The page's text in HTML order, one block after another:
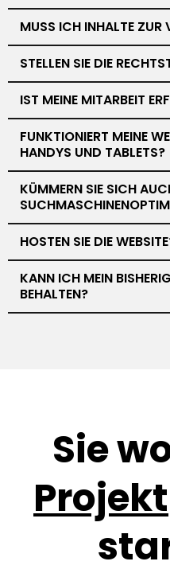
MUSS ICH INHALTE ZUR
STELLEN SIE DIE
IST MEINE MITARBEIT
FUNKTIONIERT MEINE
HANDYS UND TABLETS?
KÜMMERN SIE SICH
HOSTEN SIE DIE
KANN ICH MEIN
BEHALTEN?
Sie
Projekt